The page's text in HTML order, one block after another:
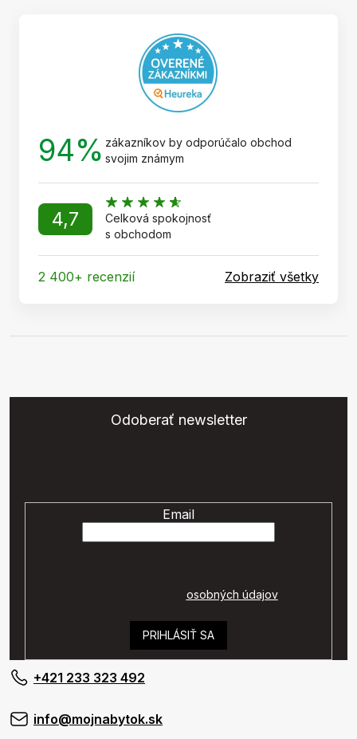
94% zákazníkov by odporúčalo obchod
svojim známym
4,7
Celková spokojnosť
s obchodom
2 400+ recenzií Zobraziť všetky
Odoberať newsletter
Email
osobných údajov.
PRIHLÁSIŤ SA
+421 233 323 492
info@mojnabytok.sk